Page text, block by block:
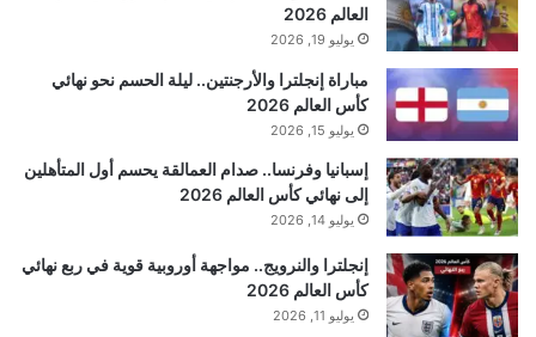
العالم 2026
يوليو 19, 2026
مباراة إنجلترا والأرجنتين.. ليلة الحسم نحو نهائي
كأس العالم 2026
يوليو 15, 2026
إسبانيا وفرنسا.. صدام العمالقة يحسم أول المتأهلين
إلى نهائي كأس العالم 2026
يوليو 14, 2026
إنجلترا والنرويج.. مواجهة أوروبية قوية في ربع نهائي
كأس العالم 2026
يوليو 11, 2026